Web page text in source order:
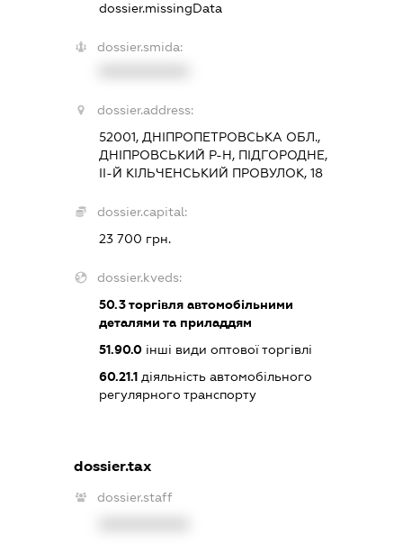
dossier.missingData
dossier.smida:
dossier.address:
52001, ДНІПРОПЕТРОВСЬКА ОБЛ.,
ДНІПРОВСЬКИЙ Р-Н, ПІДГОРОДНЕ,
ІІ-Й КІЛЬЧЕНСЬКИЙ ПРОВУЛОК, 18
dossier.capital:
23 700 грн.
dossier.kveds:
50.3торгівля автомобільними
деталями та приладдям
51.90.0 інші види оптової торгівлі
60.21.1 діяльність автомобільного
регулярного транспорту
dossier.tax
dossier.staff